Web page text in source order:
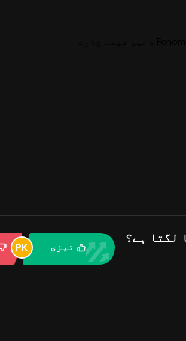
تیزی